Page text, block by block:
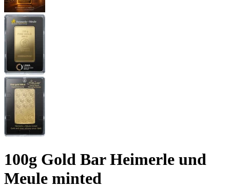
100g Gold Bar Heimerle und
Meule minted